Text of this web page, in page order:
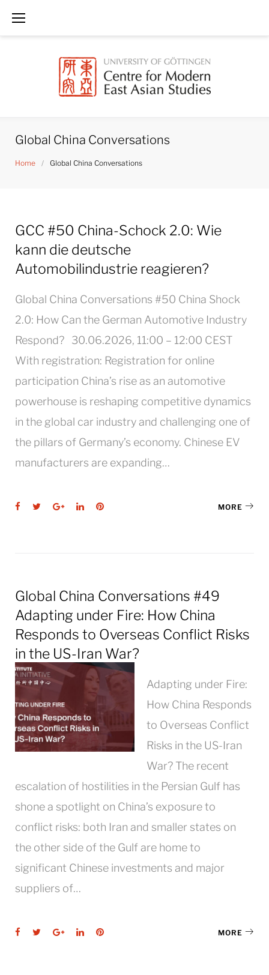
Global China Conversations
Home / Global China Conversations
Category:
Global
China
Conversations
GCC #50 China-Schock 2.0: Wie
kann die deutsche
Automobilindustrie reagieren?
Global China Conversations #50 China Shock
2.0: How Can the German Automotive Industry
Respond? 30.06.2026, 11:00 – 12:00 CEST
With registration: Registration for online
participation China’s rise as an automotive
powerhouse is reshaping competitive dynamics
in the global car industry and challenging one of
the pillars of Germany’s economy. Chinese EV
manufacturers are expanding…
Facebook
TwitterGoogle+LinkedInPinterest MORE
Global China Conversations #49
Adapting under Fire: How China
Responds to Overseas Conflict Risks
in the US-Iran War?
Adapting under Fire:
How China Responds
to Overseas Conflict
Risks in the US-Iran
War? The recent
escalation of hostilities in the Persian Gulf has
shone a spotlight on China’s exposure to
conflict risks: both Iran and smaller states on
the other side of the Gulf are home to
significant Chinese investments and major
suppliers of…
Facebook
TwitterGoogle+LinkedInPinterest MORE